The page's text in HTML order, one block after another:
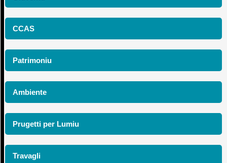
CCAS
Patrimoniu
Ambiente
Prugetti per Lumiu
Travagli